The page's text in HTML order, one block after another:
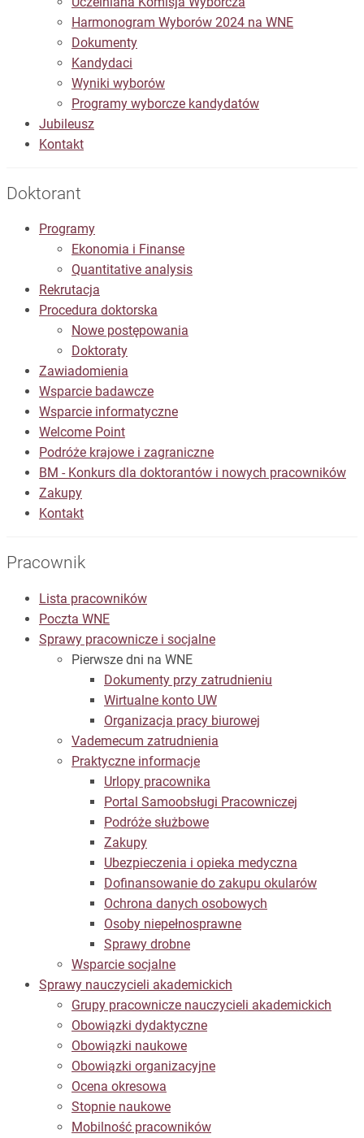
Harmonogram Wyborów 2024 na WNE
Dokumenty
Kandydaci
Wyniki wyborów
Programy wyborcze kandydatów
Jubileusz
Kontakt
Doktorant
Programy
Ekonomia i Finanse
Quantitative analysis
Rekrutacja
Procedura doktorska
Nowe postępowania
Doktoraty
Zawiadomienia
Wsparcie badawcze
Wsparcie informatyczne
Welcome Point
Podróże krajowe i zagraniczne
BM - Konkurs dla doktorantów i nowych pracowników
Zakupy
Kontakt
Pracownik
Lista pracowników
Poczta WNE
Sprawy pracownicze i socjalne
Pierwsze dni na WNE
Dokumenty przy zatrudnieniu
Wirtualne konto UW
Organizacja pracy biurowej
Vademecum zatrudnienia
Praktyczne informacje
Urlopy pracownika
Portal Samoobsługi Pracowniczej
Podróże służbowe
Zakupy
Ubezpieczenia i opieka medyczna
Dofinansowanie do zakupu okularów
Ochrona danych osobowych
Osoby niepełnosprawne
Sprawy drobne
Wsparcie socjalne
Sprawy nauczycieli akademickich
Grupy pracownicze nauczycieli akademickich
Obowiązki dydaktyczne
Obowiązki naukowe
Obowiązki organizacyjne
Ocena okresowa
Stopnie naukowe
Mobilność pracowników